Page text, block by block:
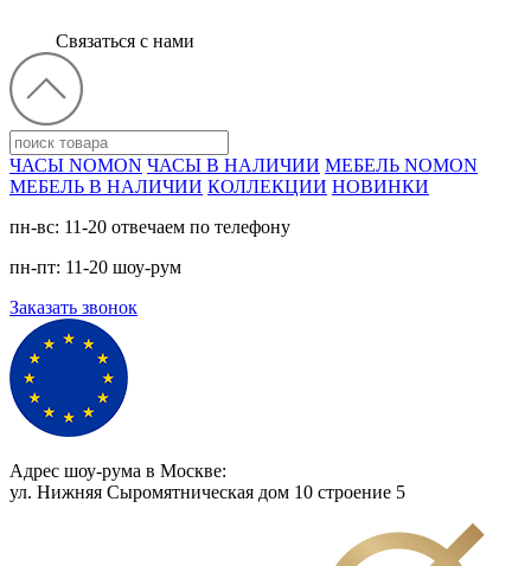
Связаться с нами
ЧАСЫ NOMON ЧАСЫ В НАЛИЧИИ МЕБЕЛЬ NOMON
МЕБЕЛЬ В НАЛИЧИИ КОЛЛЕКЦИИ НОВИНКИ
пн-вс: 11-20 отвечаем по телефону
пн-пт: 11-20 шоу-рум
Заказать звонок
Адрес шоу-рума в Москве:
ул. Нижняя Сыромятническая дом 10 cтроение 5